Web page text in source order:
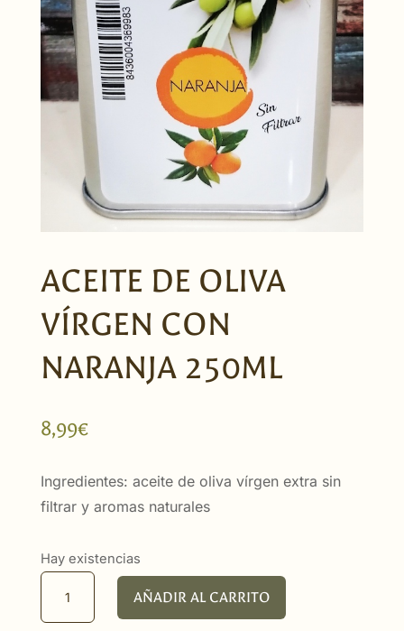
ACEITE DE OLIVA
VÍRGEN CON
NARANJA 250ML
8,99€
Ingredientes: aceite de oliva vírgen extra sin
filtrar y aromas naturales
Hay existencias
AÑADIR AL CARRITO